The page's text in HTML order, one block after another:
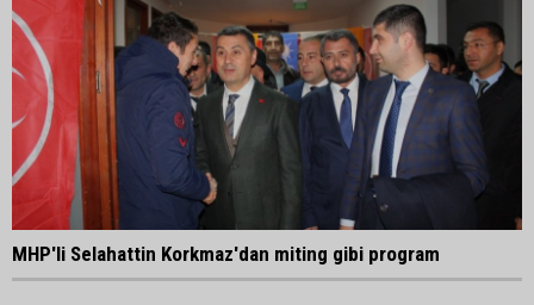
MHP'li Selahattin Korkmaz'dan miting gibi program